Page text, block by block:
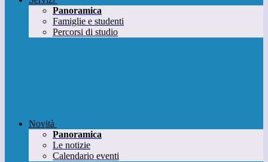
Panoramica
Famiglie e studenti
Percorsi di studio
Novità
Panoramica
Le notizie
Calendario eventi